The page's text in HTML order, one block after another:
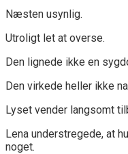
Næsten usynlig.
Utroligt let at overse.
Den lignede ikke en
Den virkede heller ikke
Lyset vender langsomt
Lena understregede, at
noget.